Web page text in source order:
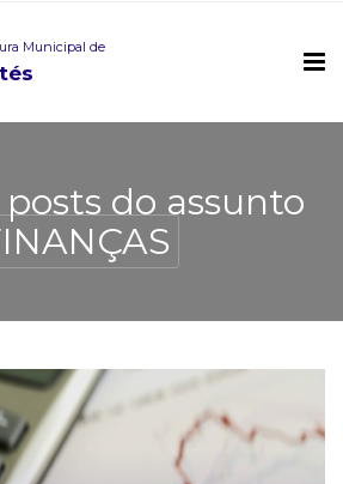
Municipal de
posts do assunto